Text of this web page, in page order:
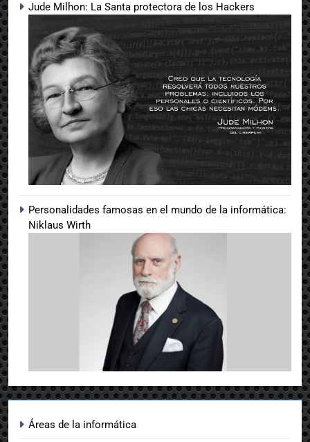
Jude Milhon: La Santa protectora de los Hackers
Personalidades famosas en el mundo de la informática:
Niklaus Wirth
Áreas de la informática